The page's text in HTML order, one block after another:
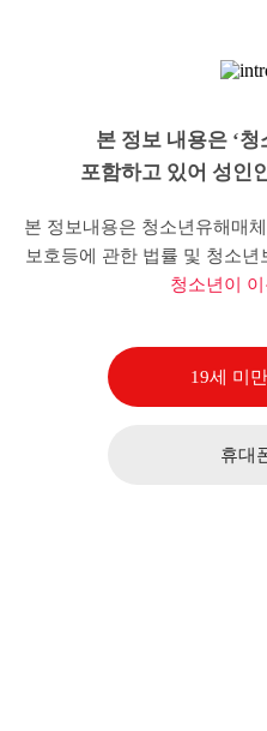
본 정보 내용은 ‘
포함하고 있어 성인
본 정보내용은 청소년유해매
보호등에 관한 법률 및 청소년
청소년이
19세 미
휴대